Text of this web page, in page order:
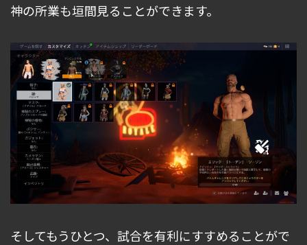
神の所業も垣間見ることができます。
そしてもうひとつ、試合を有利にすすめることがで